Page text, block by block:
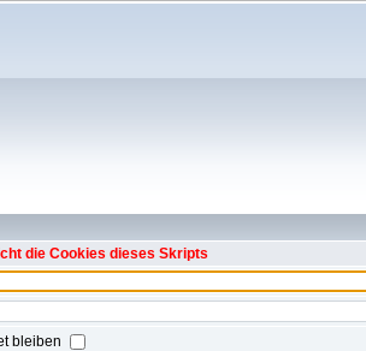
die Cookies dieses Skripts
bleiben